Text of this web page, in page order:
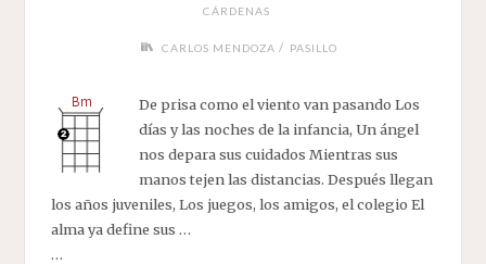
CÁRDENAS
CARLOS MENDOZA / PASILLO
De prisa como el viento van pasando Los
días y las noches de la infancia, Un ángel
nos depara sus cuidados Mientras sus
manos tejen las distancias. Después llegan
los años juveniles, Los juegos, los amigos, el colegio El
alma ya define sus …
…